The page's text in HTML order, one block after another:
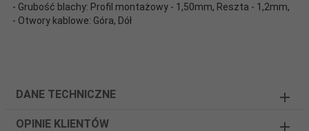
- Grubość blachy: Profil montażowy - 1,50mm, Reszta - 1,2mm,
- Otwory kablowe: Góra, Dół
DANE TECHNICZNE
OPINIE KLIENTÓW